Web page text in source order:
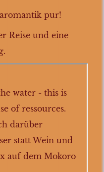
pur!
Reise und eine
water - this is
of ressources.
darüber
statt Wein und
auf dem Mokoro